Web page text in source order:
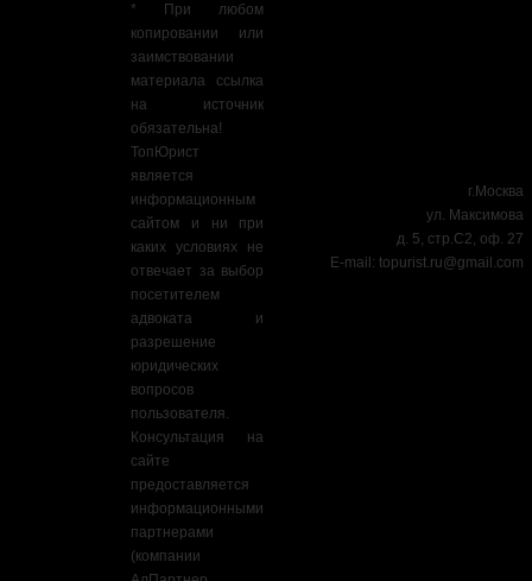
* При любом
копировании или
заимствовании
материала ссылка
на источник
обязательна!
ТопЮрист
является
информационным
сайтом и ни при
каких условиях не
отвечает за выбор
посетителем
адвоката и
разрешение
юридических
вопросов
пользователя.
Консультация на
сайте
предоставляется
информационными
партнерами
(компании
г.Москва
ул. Максимова
д. 5, стр.С2, оф. 27
E-mail:topurist.ru@gmail.com